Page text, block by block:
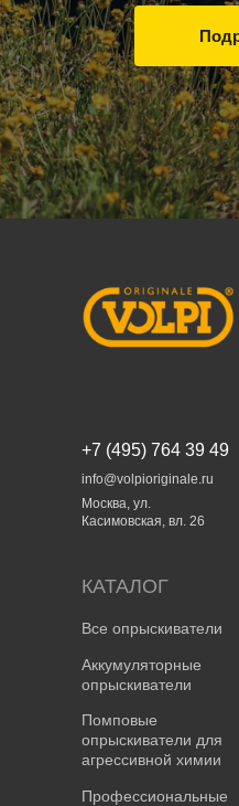
+7 (495) 764 39 49
info@volpioriginale.ru
Москва, ул.
Касимовская, вл. 26
КАТАЛОГ
Аккумуляторные
опрыскиватели
Помповые
опрыскиватели для
агрессивной химии
Профессиональные
Все опрыскиватели